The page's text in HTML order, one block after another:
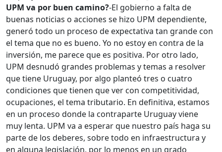
UPM va por buen camino?-El gobierno a falta de
buenas noticias o acciones se hizo UPM dependiente,
generó todo un proceso de expectativa tan grande con
el tema que no es bueno. Yo no estoy en contra de la
inversión, me parece que es positiva. Por otro lado,
UPM desnudó grandes problemas y temas a resolver
que tiene Uruguay, por algo planteó tres o cuatro
condiciones que tienen que ver con competitividad,
ocupaciones, el tema tributario. En definitiva, estamos
en un proceso donde la contraparte Uruguay viene
muy lenta. UPM va a esperar que nuestro país haga su
parte de los deberes, sobre todo en infraestructura y
en alguna legislación, por lo menos en un grado